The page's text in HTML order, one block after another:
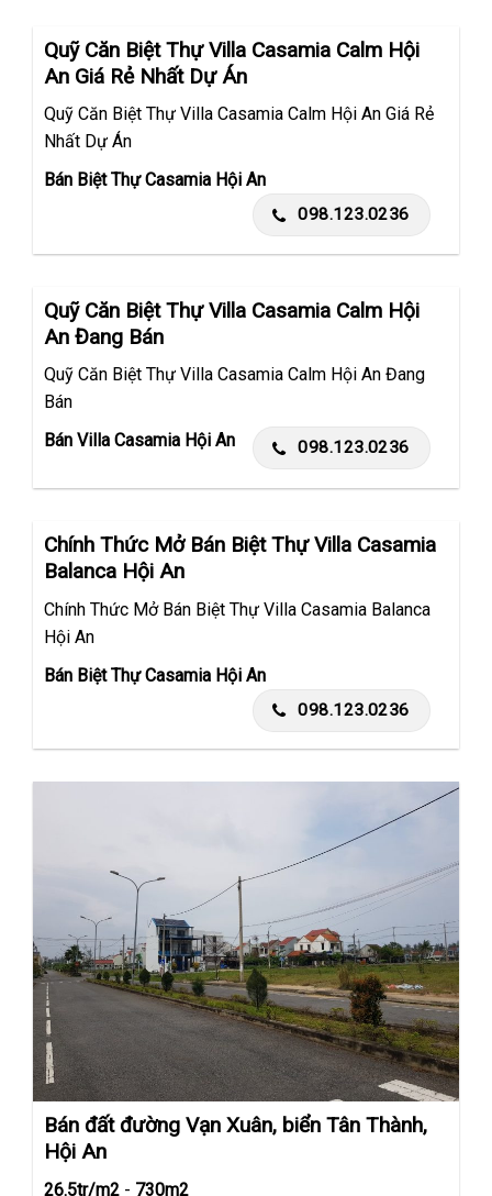
Quỹ Căn Biệt Thự Villa Casamia Calm Hội
An Giá Rẻ Nhất Dự Án
Quỹ Căn Biệt Thự Villa Casamia Calm Hội An Giá Rẻ
Nhất Dự Án
Bán Biệt Thự Casamia Hội An
098.123.0236
Quỹ Căn Biệt Thự Villa Casamia Calm Hội
An Đang Bán
Quỹ Căn Biệt Thự Villa Casamia Calm Hội An Đang
Bán
Bán Villa Casamia Hội An
098.123.0236
Chính Thức Mở Bán Biệt Thự Villa Casamia
Balanca Hội An
Chính Thức Mở Bán Biệt Thự Villa Casamia Balanca
Hội An
Bán Biệt Thự Casamia Hội An
098.123.0236
Bán đất đường Vạn Xuân, biển Tân Thành,
Hội An
26.5tr/m2 - 730m2